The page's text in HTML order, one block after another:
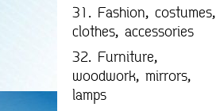
31. Fashion, costumes,
clothes, accessories
32. Furniture,
woodwork, mirrors,
lamps